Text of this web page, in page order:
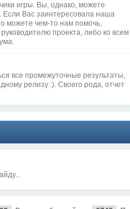
игры. Вы, однако, можете
Если Вас заинтересовала наша
можете чем-то нам помочь,
проекта, либо ко всем
все промежуточные результаты,
релизу :). Своего рода, отчет